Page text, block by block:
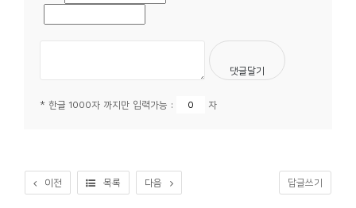
* 한글 1000자 까지만 입력가능 : 자
이전 목록 다음 답글쓰기
서
평